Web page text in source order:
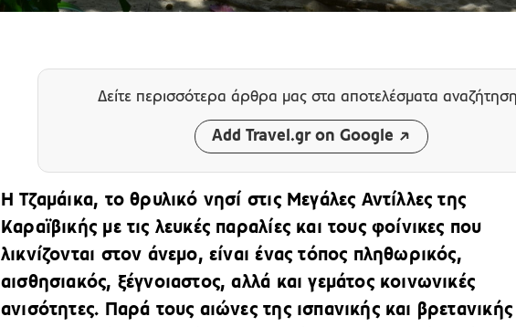
Δείτε περισσότερα άρθρα μας στα αποτελέσματα
Add Travel.gr on Google
Η Τζαμάικα, το θρυλικό νησί στις Μεγάλες Αντίλλες της
Καραϊβικής με τις λευκές παραλίες και τους φοίνικες που
λικνίζονται στον άνεμο, είναι ένας τόπος πληθωρικός,
αισθησιακός, ξέγνοιαστος, αλλά και γεμάτος κοινωνικές
ανισότητες. Παρά τους αιώνες της ισπανικής και βρετανικής